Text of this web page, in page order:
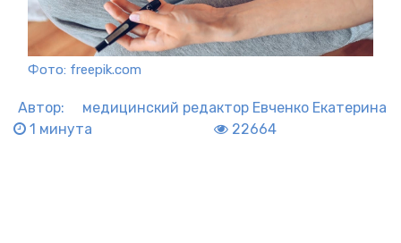
Фото: freepik.com
Автор: медицинский редактор Евченко Екатерина
1 минута
22664